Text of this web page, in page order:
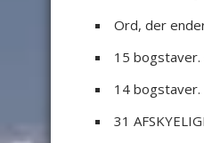
Ord, der
15 bogstaver.
14 bogstaver.
31